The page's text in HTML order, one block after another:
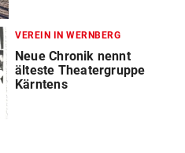
VEREIN IN WERNBERG
Neue Chronik nennt
älteste Theatergruppe
Kärntens